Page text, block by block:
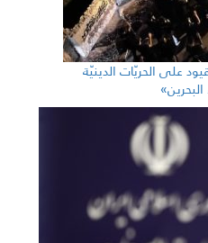
الحريّات الدينيّة